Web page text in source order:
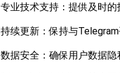
专业技术支持：提供及时
持续更新：保持与
数据安全：确保用户数据隐